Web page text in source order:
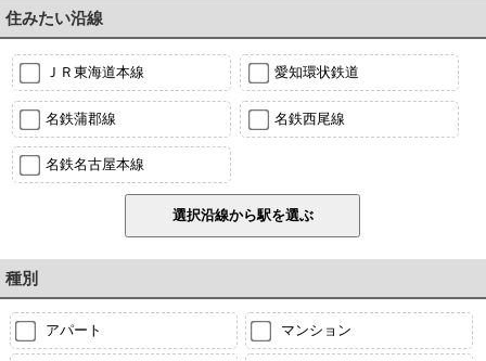
住みたい沿線
ＪＲ東海道本線 愛知環状鉄道
名鉄蒲郡線 名鉄西尾線
名鉄名古屋本線
種別
アパート マンション